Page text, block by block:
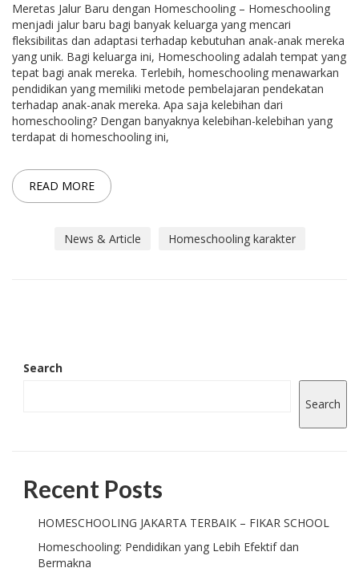
Meretas Jalur Baru dengan Homeschooling – Homeschooling
menjadi jalur baru bagi banyak keluarga yang mencari
fleksibilitas dan adaptasi terhadap kebutuhan anak-anak mereka
yang unik. Bagi keluarga ini, Homeschooling adalah tempat yang
tepat bagi anak mereka. Terlebih, homeschooling menawarkan
pendidikan yang memiliki metode pembelajaran pendekatan
terhadap anak-anak mereka. Apa saja kelebihan dari
homeschooling? Dengan banyaknya kelebihan-kelebihan yang
terdapat di homeschooling ini,
READ MORE
News & Article Homeschooling karakter
Search
Search
Recent Posts
HOMESCHOOLING JAKARTA TERBAIK – FIKAR SCHOOL
Homeschooling: Pendidikan yang Lebih Efektif dan
Bermakna